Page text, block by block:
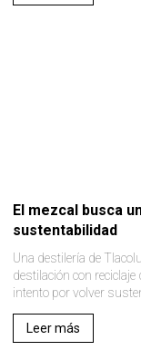
El mezcal busca
sustentabilidad
Una destilería de
destilación con
intento por volver
Leer más